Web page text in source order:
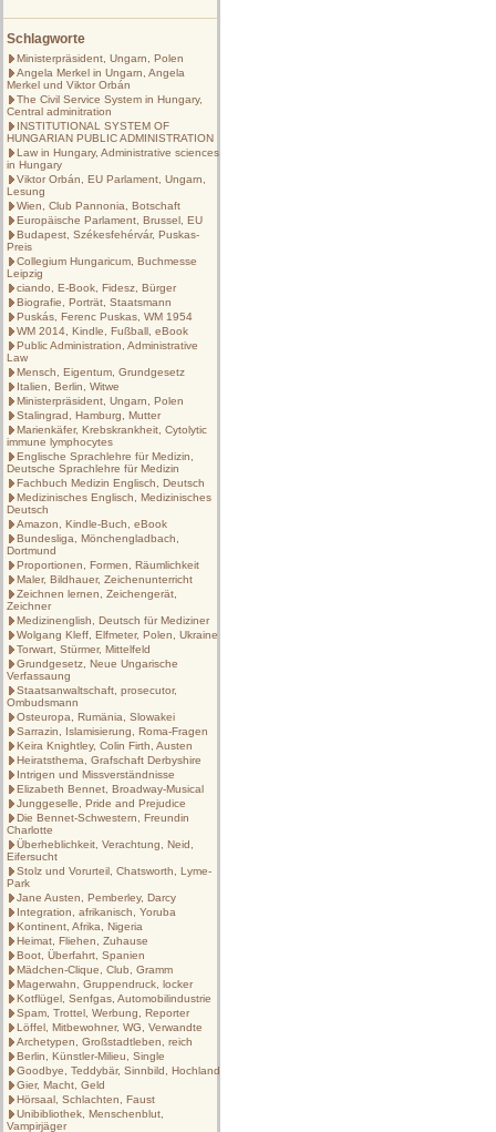
Schlagworte
Ministerpräsident, Ungarn, Polen
Angela Merkel in Ungarn, Angela
Merkel und Viktor Orbán
The Civil Service System in Hungary,
Central adminitration
INSTITUTIONAL SYSTEM OF
HUNGARIAN PUBLIC ADMINISTRATION
Law in Hungary, Administrative sciences
in Hungary
Viktor Orbán, EU Parlament, Ungarn,
Lesung
Wien, Club Pannonia, Botschaft
Europäische Parlament, Brussel, EU
Budapest, Székesfehérvár, Puskas-
Preis
Collegium Hungaricum, Buchmesse
Leipzig
ciando, E-Book, Fidesz, Bürger
Biografie, Porträt, Staatsmann
Puskás, Ferenc Puskas, WM 1954
WM 2014, Kindle, Fußball, eBook
Public Administration, Administrative
Law
Mensch, Eigentum, Grundgesetz
Italien, Berlin, Witwe
Ministerpräsident, Ungarn, Polen
Stalingrad, Hamburg, Mutter
Marienkäfer, Krebskrankheit, Cytolytic
immune lymphocytes
Englische Sprachlehre für Medizin,
Deutsche Sprachlehre für Medizin
Fachbuch Medizin Englisch, Deutsch
Medizinisches Englisch, Medizinisches
Deutsch
Amazon, Kindle-Buch, eBook
Bundesliga, Mönchengladbach,
Dortmund
Proportionen, Formen, Räumlichkeit
Maler, Bildhauer, Zeichenunterricht
Zeichnen lernen, Zeichengerät,
Zeichner
Medizinenglish, Deutsch für Mediziner
Wolgang Kleff, Elfmeter, Polen, Ukraine
Torwart, Stürmer, Mittelfeld
Grundgesetz, Neue Ungarische
Verfassaung
Staatsanwaltschaft, prosecutor,
Ombudsmann
Osteuropa, Rumänia, Slowakei
Sarrazin, Islamisierung, Roma-Fragen
Keira Knightley, Colin Firth, Austen
Heiratsthema, Grafschaft Derbyshire
Intrigen und Missverständnisse
Elizabeth Bennet, Broadway-Musical
Junggeselle, Pride and Prejudice
Die Bennet-Schwestern, Freundin
Charlotte
Überheblichkeit, Verachtung, Neid,
Eifersucht
Stolz und Vorurteil, Chatsworth, Lyme-
Park
Jane Austen, Pemberley, Darcy
Integration, afrikanisch, Yoruba
Kontinent, Afrika, Nigeria
Heimat, Fliehen, Zuhause
Boot, Überfahrt, Spanien
Mädchen-Clique, Club, Gramm
Magerwahn, Gruppendruck, locker
Kotflügel, Senfgas, Automobilindustrie
Spam, Trottel, Werbung, Reporter
Löffel, Mitbewohner, WG, Verwandte
Archetypen, Großstadtleben, reich
Berlin, Künstler-Milieu, Single
Goodbye, Teddybär, Sinnbild, Hochland
Gier, Macht, Geld
Hörsaal, Schlachten, Faust
Unibibliothek, Menschenblut,
Vampirjäger